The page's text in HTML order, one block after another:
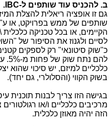
ב. להכניס עוד שותפים ל-IBC.
גם זו אופציה ריאלית להצלת
שותפים של ממש בפרויקט, או
הקיימים, או בכל טכניקה
לסיים ולגנוז את הסיפור של
כ"שוק סיטונאי" רק לספקים
כלכליים למיזם, יש סיכוי
בשוק הקווי (והסלולרי, גם יחד).
בגישה הזו צריך לבנות תוכנית
מרכיבים כלכליים ו/או
הזה יהיה מאוזן כלכלית.